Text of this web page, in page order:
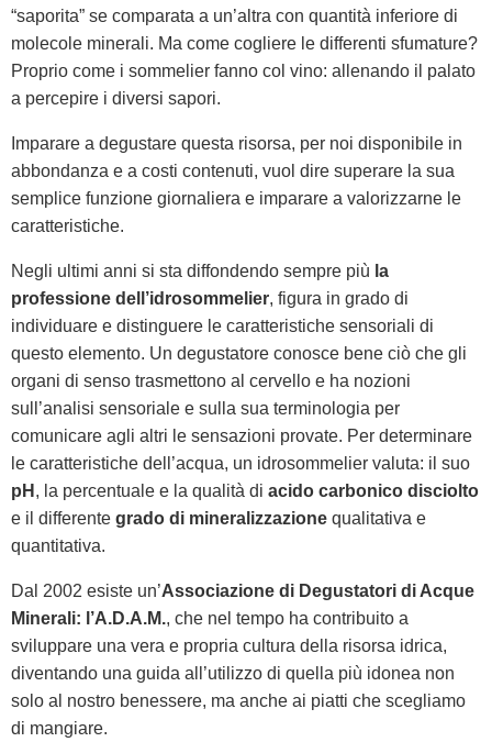
“saporita” se comparata a un’altra con quantità inferiore di
molecole minerali. Ma come cogliere le differenti sfumature?
Proprio come i sommelier fanno col vino: allenando il palato
a percepire i diversi sapori.
Imparare a degustare questa risorsa, per noi disponibile in
abbondanza e a costi contenuti, vuol dire superare la sua
semplice funzione giornaliera e imparare a valorizzarne le
caratteristiche.
Negli ultimi anni si sta diffondendo sempre più la
professione dell’idrosommelier, figura in grado di
individuare e distinguere le caratteristiche sensoriali di
questo elemento. Un degustatore conosce bene ciò che gli
organi di senso trasmettono al cervello e ha nozioni
sull’analisi sensoriale e sulla sua terminologia per
comunicare agli altri le sensazioni provate. Per determinare
le caratteristiche dell’acqua, un idrosommelier valuta: il suo
pH , la percentuale e la qualità di acido carbonico disciolto
e il differente grado di mineralizzazione qualitativa e
quantitativa.
Dal 2002 esiste un’Associazione di Degustatori di Acque
Minerali: l’A.D.A.M., che nel tempo ha contribuito a
sviluppare una vera e propria cultura della risorsa idrica,
diventando una guida all’utilizzo di quella più idonea non
solo al nostro benessere, ma anche ai piatti che scegliamo
di mangiare.